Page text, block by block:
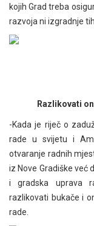
kojih Grad treba
razvoja ni izgradnje
Razlikovati
-Kada je riječ o
rade u svijetu i
otvaranje radnih
iz Nove Gradiške već
i gradska uprava
razlikovati bukače i
rade.